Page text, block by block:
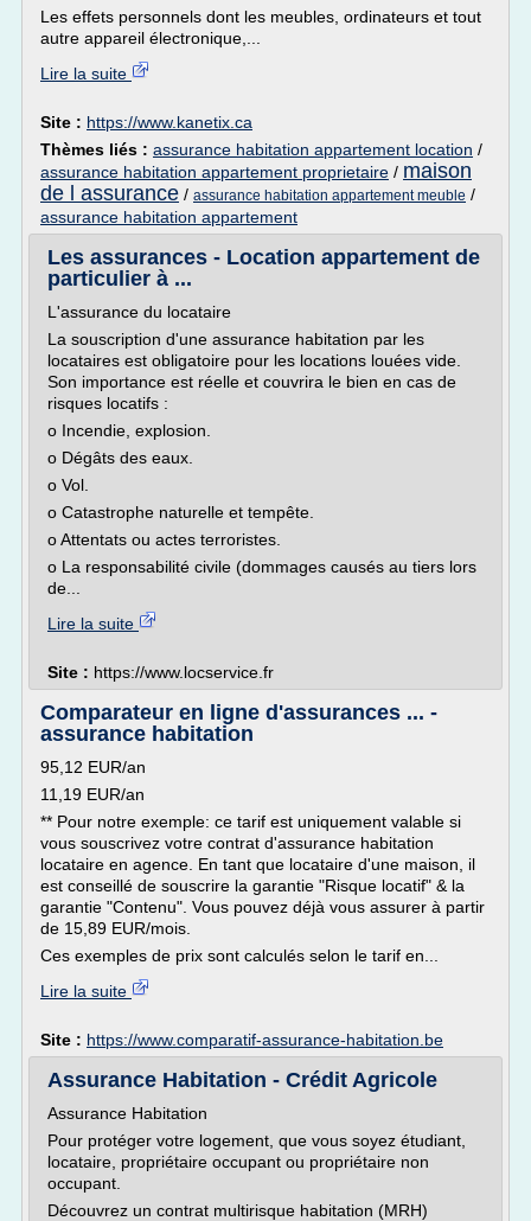
Les effets personnels dont les meubles, ordinateurs et tout
autre appareil électronique,...
Lire la suite
Site : https://www.kanetix.ca
Thèmes liés : assurance habitation appartement location /
assurance habitation appartement proprietaire / maison
de l assurance / assurance habitation appartement meuble /
assurance habitation appartement
Les assurances - Location appartement de
particulier à ...
L'assurance du locataire
La souscription d'une assurance habitation par les
locataires est obligatoire pour les locations louées vide.
Son importance est réelle et couvrira le bien en cas de
risques locatifs :
o Incendie, explosion.
o Dégâts des eaux.
o Vol.
o Catastrophe naturelle et tempête.
o Attentats ou actes terroristes.
o La responsabilité civile (dommages causés au tiers lors
de...
Lire la suite
Site : https://www.locservice.fr
Comparateur en ligne d'assurances ... -
assurance habitation
95,12 EUR/an
11,19 EUR/an
** Pour notre exemple: ce tarif est uniquement valable si
vous souscrivez votre contrat d'assurance habitation
locataire en agence. En tant que locataire d'une maison, il
est conseillé de souscrire la garantie "Risque locatif" & la
garantie "Contenu". Vous pouvez déjà vous assurer à partir
de 15,89 EUR/mois.
Ces exemples de prix sont calculés selon le tarif en...
Lire la suite
Site : https://www.comparatif-assurance-habitation.be
Assurance Habitation - Crédit Agricole
Assurance Habitation
Pour protéger votre logement, que vous soyez étudiant,
locataire, propriétaire occupant ou propriétaire non
occupant.
Découvrez un contrat multirisque habitation (MRH)